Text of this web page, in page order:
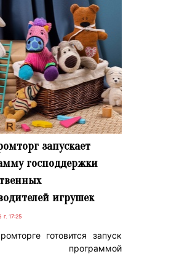
запускает
господдержки
игрушек
17:25
готовится запуск
программой